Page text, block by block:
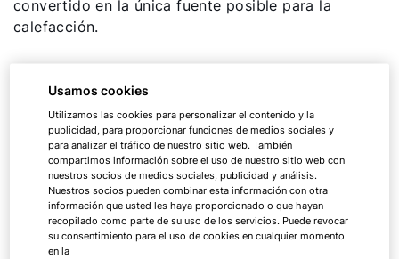
convertido en la única fuente posible para la
calefacción.
Calefacción de gas o bomba
de calor: ¿cuáles son las
diferencias?
Las bombas de calor y las calderas de gas
calientan el edificio pero funcionan de acuerdo
con principios diferentes.
Usamos cookies
Utilizamos las cookies para personalizar el contenido y la
publicidad, para proporcionar funciones de medios sociales y
para analizar el tráfico de nuestro sitio web. También
compartimos información sobre el uso de nuestro sitio web con
nuestros socios de medios sociales, publicidad y análisis.
Nuestros socios pueden combinar esta información con otra
información que usted les haya proporcionado o que hayan
recopilado como parte de su uso de los servicios. Puede revocar
su consentimiento para el uso de cookies en cualquier momento
en la